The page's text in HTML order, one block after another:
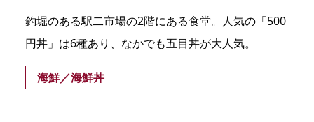
釣堀のある駅二市場の2階にある食堂。人気の「500
円丼」は6種あり、なかでも五目丼が大人気。
海鮮／海鮮丼